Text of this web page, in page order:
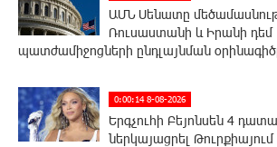
ԱՄՆ Սենատը
Ռուսաստանի և Իրանի դեմ
պատժամիջոցների ընդլայնման
0:00:14 8-08-2026
Երգչուհի Բեյոնսեն ​​4
ներկայացրել Թուրքիայում